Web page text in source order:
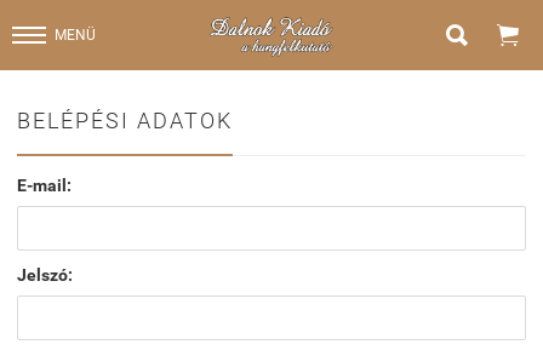
MENÜ  
BELÉPÉSI ADATOK
E-mail:
Jelszó: